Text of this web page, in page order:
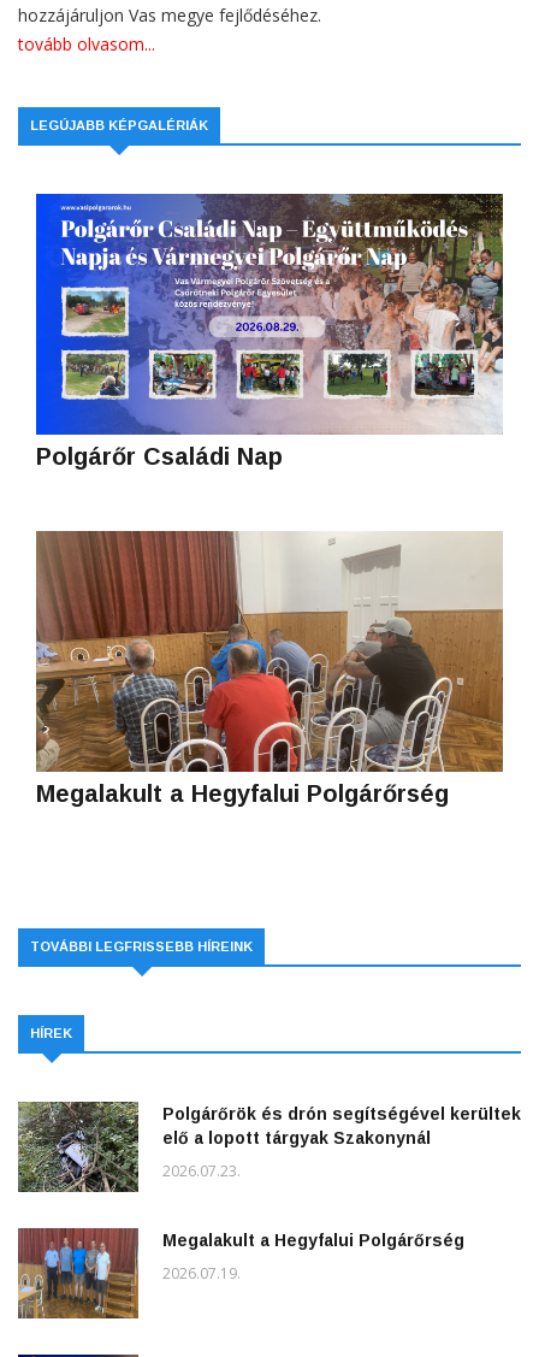
hozzájáruljon Vas megye fejlődéséhez.
tovább olvasom...
LEGÚJABB KÉPGALÉRIÁK
Polgárőr Családi Nap
Megalakult a Hegyfalui Polgárőrség
TOVÁBBI LEGFRISSEBB HÍREINK
HÍREK
Polgárőrök és drón segítségével kerültek
elő a lopott tárgyak Szakonynál
2026.07.23.
Megalakult a Hegyfalui Polgárőrség
2026.07.19.